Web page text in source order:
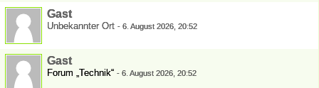
Gast
Unbekannter Ort - 6. August 2026, 20:52
Gast
Forum „Technik“ - 6. August 2026, 20:52